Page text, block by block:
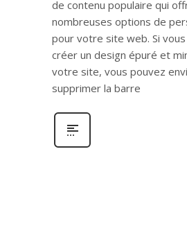
de contenu populaire qui
nombreuses options de
pour votre site web. Si
créer un design épuré et
votre site, vous pouvez
supprimer la barre